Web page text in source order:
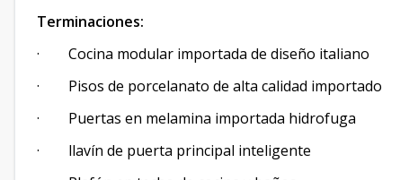
Terminaciones:
· Cocina modular importada de diseño italiano
· Pisos de porcelanato de alta calidad importado
· Puertas en melamina importada hidrofuga
· llavín de puerta principal inteligente